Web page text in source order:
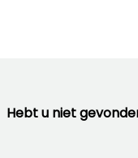
Hebt u niet